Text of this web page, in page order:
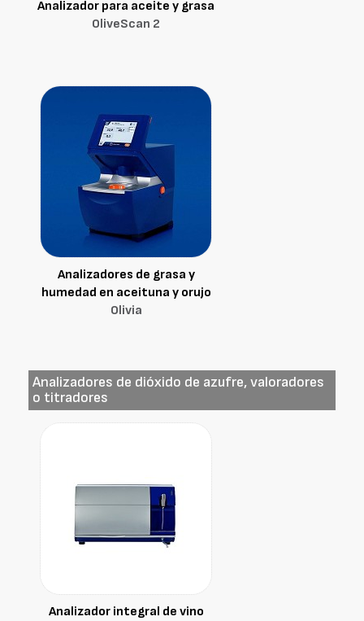
Analizador para aceite y grasa
OliveScan 2
Analizadores de grasa y
humedad en aceituna y orujo
Olivia
Analizadores de dióxido de azufre, valoradores
o titradores
Analizador integral de vino